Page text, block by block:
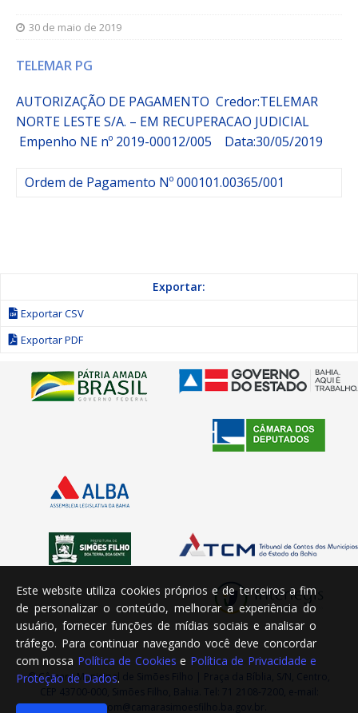
30 de maio de 2019
TELEMAR PG
AUTORIZAÇÃO DE PAGAMENTO Credor:TELEMAR
NORTE LESTE S/A. – EM RECUPERACAO JUDICIAL
Empenho NE nº 2019-00012/005 Data:30/05/2019
Ordem de Pagamento Nº 000101.00365/001
Exportar:
Exportar CSV
Exportar PDF
© Câmara Municipal de Simões Filho | Praça da Bíblia, S/N, Centro,
CEP 43700-000, Simões Filho, Bahia. Tel: 71 2108-7200, e-mail:
ascom@camarasimoesfilho.ba.gov.br.
Este website utiliza cookies próprios e de terceiros a fim
de personalizar o conteúdo, melhorar a experiência do
usuário, fornecer funções de mídias sociais e analisar o
tráfego. Para continuar navegando você deve concordar
com nossa Política de Cookies e Política de Privacidade e
Proteção de Dados.